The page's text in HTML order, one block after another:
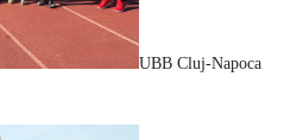
UBB Cluj-Napoca